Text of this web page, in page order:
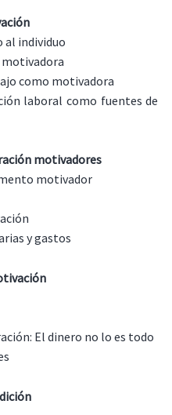
al individuo
motivadora
como motivadora
laboral como fuentes de
motivadores
motivador
y gastos
El dinero no lo es todo